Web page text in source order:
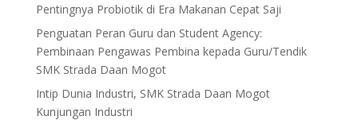
Pentingnya Probiotik di Era Makanan Cepat Saji
Penguatan Peran Guru dan Student Agency:
Pembinaan Pengawas Pembina kepada Guru/Tendik
SMK Strada Daan Mogot
Intip Dunia Industri, SMK Strada Daan Mogot
Kunjungan Industri